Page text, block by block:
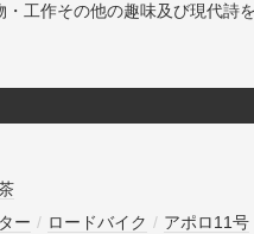
・工作その他の趣味及び現代詩
ー / ロードバイク / アポロ11号